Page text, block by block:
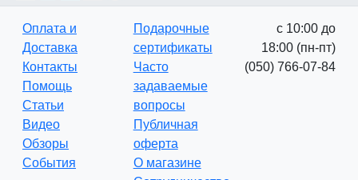
Оплата и
Доставка
Контакты
Помощь
Статьи
Видео
Обзоры
События
Подарочные
сертификаты
Часто
задаваемые
вопросы
Публичная
оферта
О магазине
с 10:00 до
18:00 (пн-пт)
(050) 766-07-84